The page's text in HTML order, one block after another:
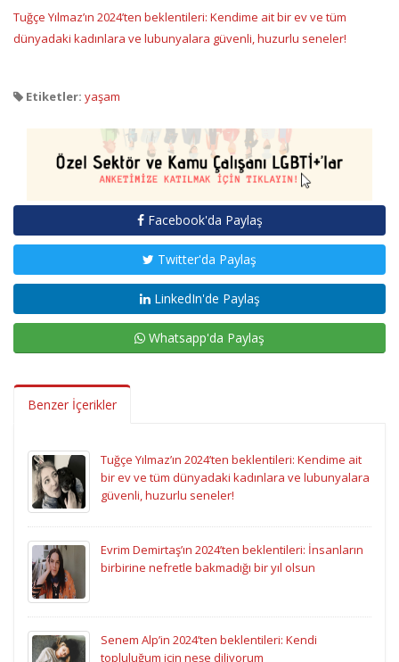
Tuğçe Yılmaz’ın 2024’ten beklentileri: Kendime ait bir ev ve tüm
dünyadaki kadınlara ve lubunyalara güvenli, huzurlu seneler!
Etiketler: yaşam
Facebook'da Paylaş
Twitter'da Paylaş
LinkedIn'de Paylaş
Whatsapp'da Paylaş
Benzer İçerikler
Tuğçe Yılmaz’ın 2024’ten beklentileri: Kendime ait
bir ev ve tüm dünyadaki kadınlara ve lubunyalara
güvenli, huzurlu seneler!
Evrim Demirtaş’ın 2024’ten beklentileri: İnsanların
birbirine nefretle bakmadığı bir yıl olsun
Senem Alp’in 2024’ten beklentileri: Kendi
topluluğum için neşe diliyorum